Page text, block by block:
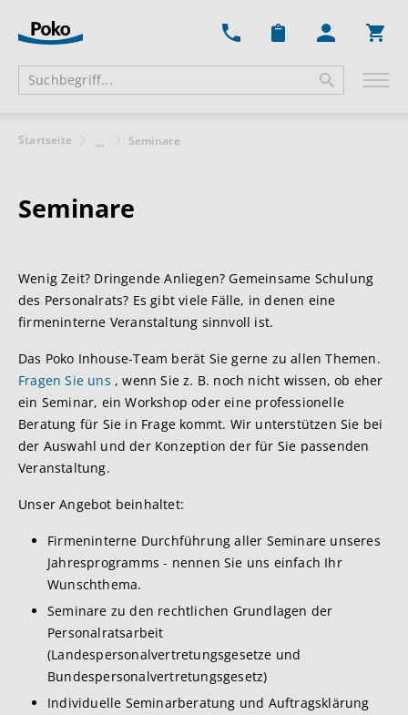
Startseite ... Seminare
Seminare
Wenig Zeit? Dringende Anliegen? Gemeinsame Schulung
des Personalrats? Es gibt viele Fälle, in denen eine
firmeninterne Veranstaltung sinnvoll ist.
Das Poko Inhouse-Team berät Sie gerne zu allen Themen.
Fragen Sie uns , wenn Sie z. B. noch nicht wissen, ob eher
ein Seminar, ein Workshop oder eine professionelle
Beratung für Sie in Frage kommt. Wir unterstützen Sie bei
der Auswahl und der Konzeption der für Sie passenden
Veranstaltung.
Unser Angebot beinhaltet:
Firmeninterne Durchführung aller Seminare unseres
Jahresprogramms - nennen Sie uns einfach Ihr
Wunschthema.
Seminare zu den rechtlichen Grundlagen der
Personalratsarbeit
(Landespersonalvertretungsgesetze und
Bundespersonalvertretungsgesetz)
Individuelle Seminarberatung und Auftragsklärung